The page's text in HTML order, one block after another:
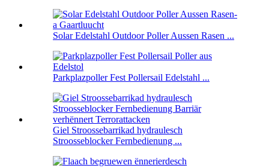
Solar Edelstahl Outdoor Poller Aussen Rasen ...
Parkplazpoller Fest Pollersail Edelstahl ...
Giel Stroossebarrikad hydraulesch
Stroosseblocker Fernbedienung ...